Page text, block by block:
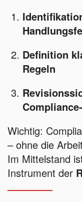
Definition
Regeln
Wichtig:
– ohne die
Im Mittelstand
Instrument der